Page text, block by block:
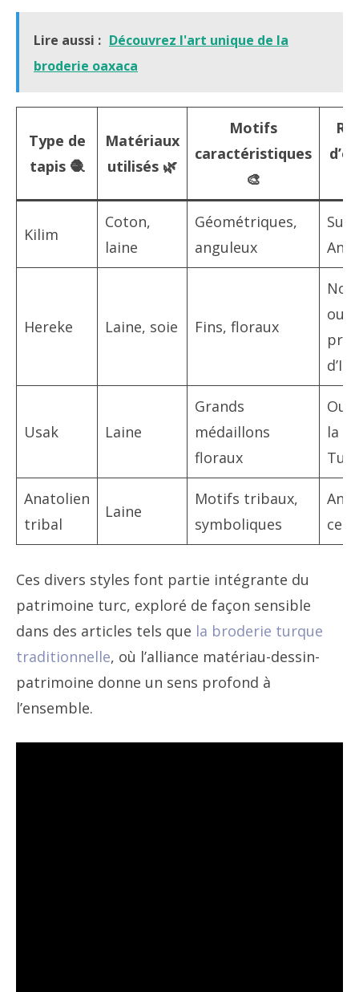
Lire aussi : Découvrez l'art unique de la
broderie oaxaca
Type de
tapis 🧶
Matériaux
utilisés 🌿
Motifs
caractéristiques
🎨
Kilim
Coton,
laine
Géométriques,
anguleux
Hereke Laine, soie Fins, floraux
près
Usak Laine
Grands
médaillons
floraux
la
Anatolien
tribal
Laine
Motifs tribaux,
symboliques
Ces divers styles font partie intégrante du
patrimoine turc, exploré de façon sensible
dans des articles tels que la broderie turque
traditionnelle, où l’alliance matériau-dessin-
patrimoine donne un sens profond à
l’ensemble.